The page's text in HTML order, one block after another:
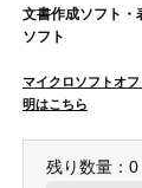
文書作成ソフト・
ソフト
マイクロソフトオ
明はこちら
残り数量：0